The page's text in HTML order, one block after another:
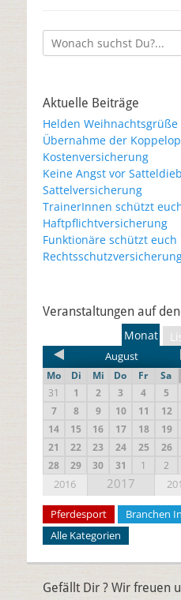
Aktuelle Beiträge
Helden Weihnachtsgrüße
Übernahme der
Kostenversicherung
Keine Angst vor
Sattelversicherung
TrainerInnen schützt
Haftpflichtversicherung
Funktionäre schützt
Veranstaltungen auf
Monat
August
Mo Di Mi Do Fr Sa
31
1 2 3 4 5
7
8 9 10 11 12
14
15 16 17 18 19
21
22 23 24 25 26
28
29 30 31 1 2
2016 2017
Pferdesport
Branchen
Alle Kategorien
Gefällt Dir ? Wir freuen